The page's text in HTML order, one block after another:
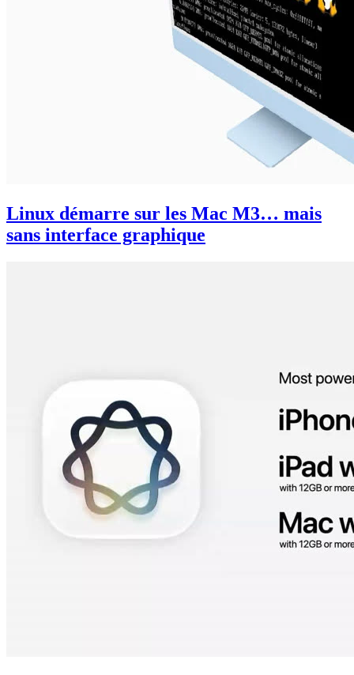
Linux démarre sur les Mac M3… mais
sans interface graphique